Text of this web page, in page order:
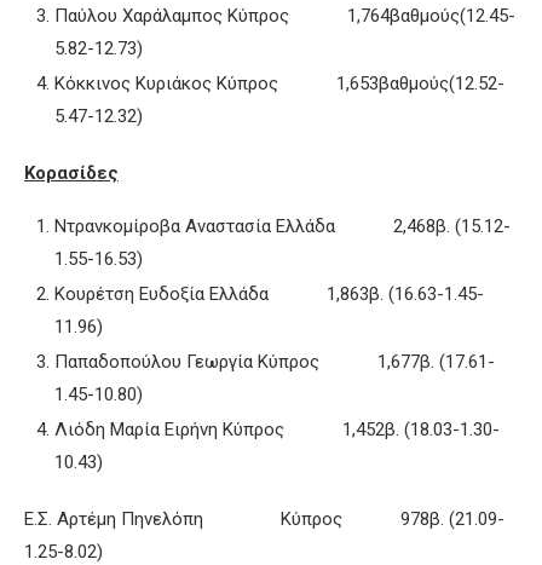
Παύλου Χαράλαμπος Κύπρος 1,764βαθμούς(12.45-
5.82-12.73)
Κόκκινος Κυριάκος Κύπρος 1,653βαθμούς(12.52-
5.47-12.32)
Κορασίδες
Ντρανκομίροβα Αναστασία Ελλάδα 2,468β. (15.12-
1.55-16.53)
Κουρέτση Ευδοξία Ελλάδα 1,863β. (16.63-1.45-
11.96)
Παπαδοπούλου Γεωργία Κύπρος 1,677β. (17.61-
1.45-10.80)
Λιόδη Μαρία Ειρήνη Κύπρος 1,452β. (18.03-1.30-
10.43)
Ε.Σ. Αρτέμη Πηνελόπη Κύπρος 978β. (21.09-
1.25-8.02)